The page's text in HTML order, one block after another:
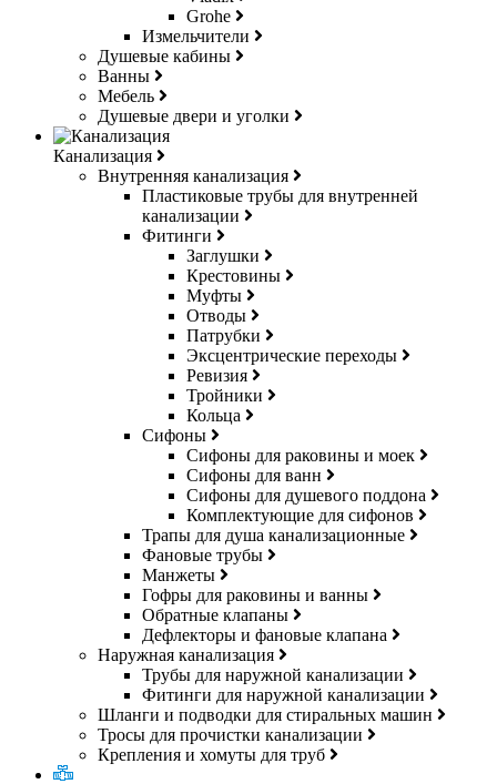
Grohe
Измельчители
Душевые кабины
Ванны
Мебель
Душевые двери и уголки
Канализация
Внутренняя канализация
Пластиковые трубы для внутренней
канализации
Фитинги
Заглушки
Крестовины
Муфты
Отводы
Патрубки
Эксцентрические переходы
Ревизия
Тройники
Кольца
Сифоны
Сифоны для раковины и моек
Сифоны для ванн
Сифоны для душевого поддона
Комплектующие для сифонов
Трапы для душа канализационные
Фановые трубы
Манжеты
Гофры для раковины и ванны
Обратные клапаны
Дефлекторы и фановые клапана
Наружная канализация
Трубы для наружной канализации
Фитинги для наружной канализации
Шланги и подводки для стиральных машин
Тросы для прочистки канализации
Крепления и хомуты для труб